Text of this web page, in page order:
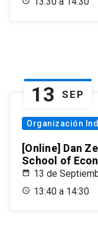
13 SEP
Organización
[Online] Dan
School of
13 de
13:40 a 14:30